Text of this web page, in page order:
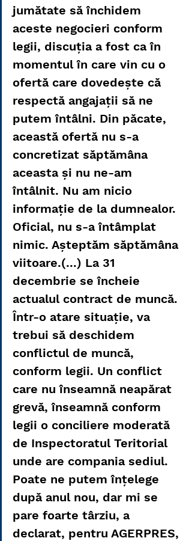
jumătate să închidem
aceste negocieri conform
legii, discuţia a fost ca în
momentul în care vin cu o
ofertă care dovedeşte că
respectă angajaţii să ne
putem întâlni. Din păcate,
această ofertă nu s-a
concretizat săptămâna
aceasta şi nu ne-am
întâlnit. Nu am nicio
informaţie de la dumnealor.
Oficial, nu s-a întâmplat
nimic. Aşteptăm săptămâna
viitoare.(...) La 31
decembrie se încheie
actualul contract de muncă.
Într-o atare situaţie, va
trebui să deschidem
conflictul de muncă,
conform legii. Un conflict
care nu înseamnă neapărat
grevă, înseamnă conform
legii o conciliere moderată
de Inspectoratul Teritorial
unde are compania sediul.
Poate ne putem înţelege
după anul nou, dar mi se
pare foarte târziu, a
declarat, pentru AGERPRES,